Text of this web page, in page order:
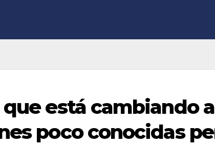
que está cambiando
poco conocidas